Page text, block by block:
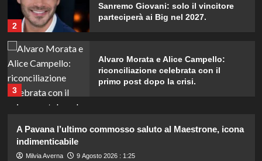
2
Sanremo Giovani: solo il vincitore
parteciperà ai Big nel 2027.
3
Alvaro Morata e Alice Campello:
riconciliazione celebrata con il
primo post dopo la crisi.
4
sfogo contro gli haters dopo la foto
A Pavana l’ultimo commosso saluto al Maestrone, icona
indimenticabile
Milvia Averna 9 Agosto 2026 : 1:25